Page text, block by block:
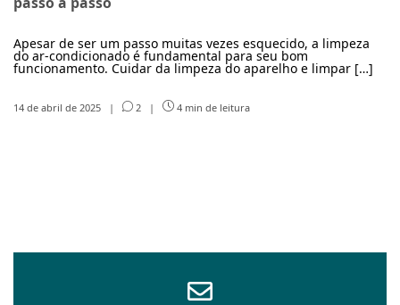
Apesar de ser um passo muitas vezes esquecido, a limpeza
do ar-condicionado é fundamental para seu bom
funcionamento. Cuidar da limpeza do aparelho e limpar […]
14 de abril de 2025 | 2 | 4 min de leitura